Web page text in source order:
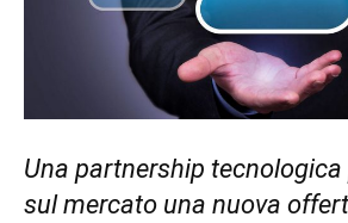
Una partnership
sul mercato una nuova